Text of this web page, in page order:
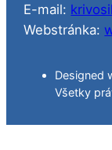
E-mail:
Webstránka:
Designed
Všetky